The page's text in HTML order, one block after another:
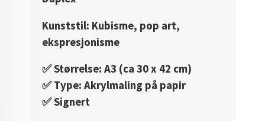
Kunststil: Kubisme, pop art,
ekspresjonisme
✅️ Størrelse: A3 (ca 30 x 42 cm)
✅️ Type: Akrylmaling på papir
✅️ Signert